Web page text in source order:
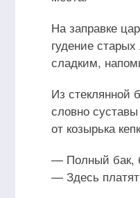
На заправке
гудение
сладким,
Из стеклянной
словно
от козырька
— Полный бак,
— Здесь